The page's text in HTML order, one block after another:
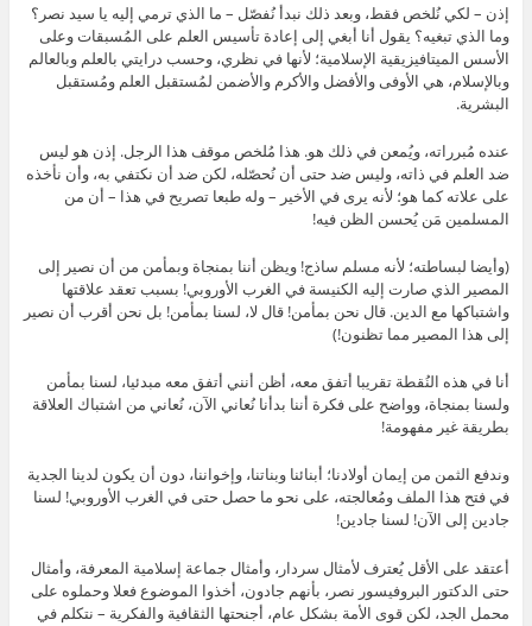
إذن – لكي نُلخص فقط، وبعد ذلك نبدأ نُفصّل – ما الذي ترمي إليه يا سيد نصر؟
وما الذي تبغيه؟ يقول أنا أبغي إلى إعادة تأسيس العلم على المُسبقات وعلى
الأسس الميتافيزيقية الإسلامية؛ لأنها في نظري، وحسب درايتي بالعلم وبالعالم
وبالإسلام، هي الأوفى والأفضل والأكرم والأضمن لمُستقبل العلم ومُستقبل
البشرية.
عنده مُبرراته، ويُمعن في ذلك هو. هذا مُلخص موقف هذا الرجل. إذن هو ليس
ضد العلم في ذاته، وليس ضد حتى أن نُحصّله، لكن ضد أن نكتفي به، وأن نأخذه
على علاته كما هو؛ لأنه يرى في الأخير – وله طبعا تصريح في هذا – أن من
المسلمين مَن يُحسن الظن فيه!
(وأيضا لبساطته؛ لأنه مسلم ساذج! ويظن أننا بمنجاة وبمأمن من أن نصير إلى
المصير الذي صارت إليه الكنيسة في الغرب الأوروبي! بسبب تعقد علاقتها
واشتباكها مع الدين. قال نحن بمأمن! قال لا، لسنا بمأمن! بل نحن أقرب أن نصير
إلى هذا المصير مما تظنون!)
أنا في هذه النُقطة تقريبا أتفق معه، أظن أنني أتفق معه مبدئيا، لسنا بمأمن
ولسنا بمنجاة، وواضح على فكرة أننا بدأنا نُعاني الآن، نُعاني من اشتباك العلاقة
بطريقة غير مفهومة!
وندفع الثمن من إيمان أولادنا؛ أبنائنا وبناتنا، وإخواننا، دون أن يكون لدينا الجدية
في فتح هذا الملف ومُعالجته، على نحو ما حصل حتى في الغرب الأوروبي! لسنا
جادين إلى الآن! لسنا جادين!
أعتقد على الأقل يُعترف لأمثال سردار، وأمثال جماعة إسلامية المعرفة، وأمثال
حتى الدكتور البروفيسور نصر، بأنهم جادون، أخذوا الموضوع فعلا وحملوه على
محمل الجد، لكن قوى الأمة بشكل عام، أجنحتها الثقافية والفكرية – نتكلم في